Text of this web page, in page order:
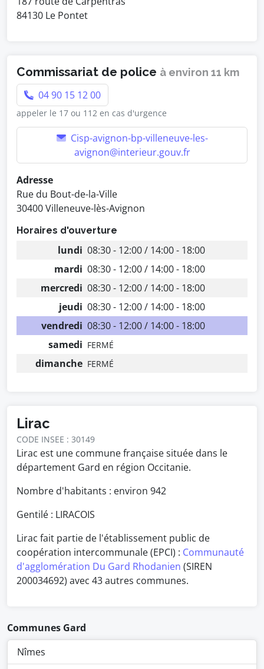
84130 Le Pontet
Commissariat de police à environ 11 km
04 90 15 12 00
appeler le 17 ou 112 en cas d'urgence
Cisp-avignon-bp-villeneuve-les-
avignon@interieur.gouv.fr
Adresse
Rue du Bout-de-la-Ville
30400 Villeneuve-lès-Avignon
Horaires d'ouverture
lundi 08:30 - 12:00 / 14:00 - 18:00
mardi 08:30 - 12:00 / 14:00 - 18:00
mercredi 08:30 - 12:00 / 14:00 - 18:00
jeudi 08:30 - 12:00 / 14:00 - 18:00
vendredi 08:30 - 12:00 / 14:00 - 18:00
samedi FERMÉ
dimanche FERMÉ
Lirac
CODE INSEE : 30149
Lirac est une commune française située dans le
département Gard en région Occitanie.
Nombre d'habitants : environ 942
Gentilé : LIRACOIS
Lirac fait partie de l'établissement public de
coopération intercommunale (EPCI) : Communauté
d'agglomération Du Gard Rhodanien (SIREN
200034692) avec 43 autres communes.
Communes Gard
Nîmes